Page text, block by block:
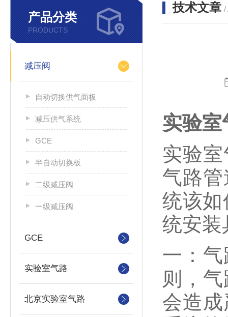
产品分类
PRODUCTS
减压阀
自动切换供气面板
减压供气系统
GCE
半自动切换板
二级减压阀
一级减压阀
GCE
实验室气路
北京实验室气路
技术文章 /
实验
实验
气路
统该
统安装
一：
则，
会造